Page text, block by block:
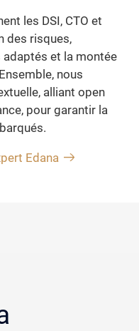
les DSI, CTO et
des risques,
adaptés et la montée
nous
alliant open
pour garantir la
Edana